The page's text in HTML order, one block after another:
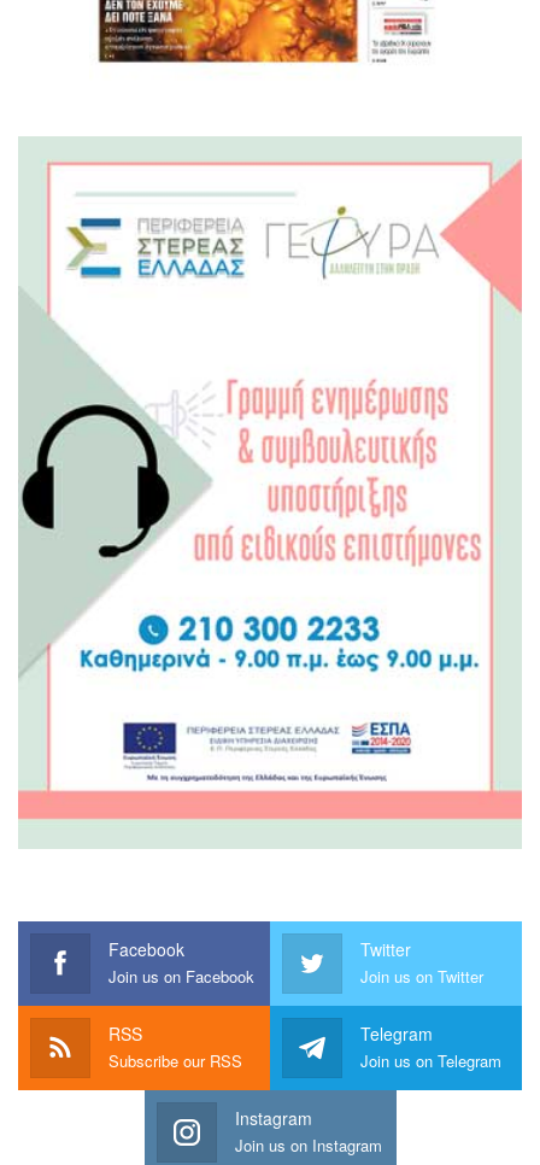
Facebook
Join us on Facebook
Twitter
Join us on Twitter
RSS
Subscribe our RSS
Telegram
Join us on Telegram
Instagram
Join us on Instagram